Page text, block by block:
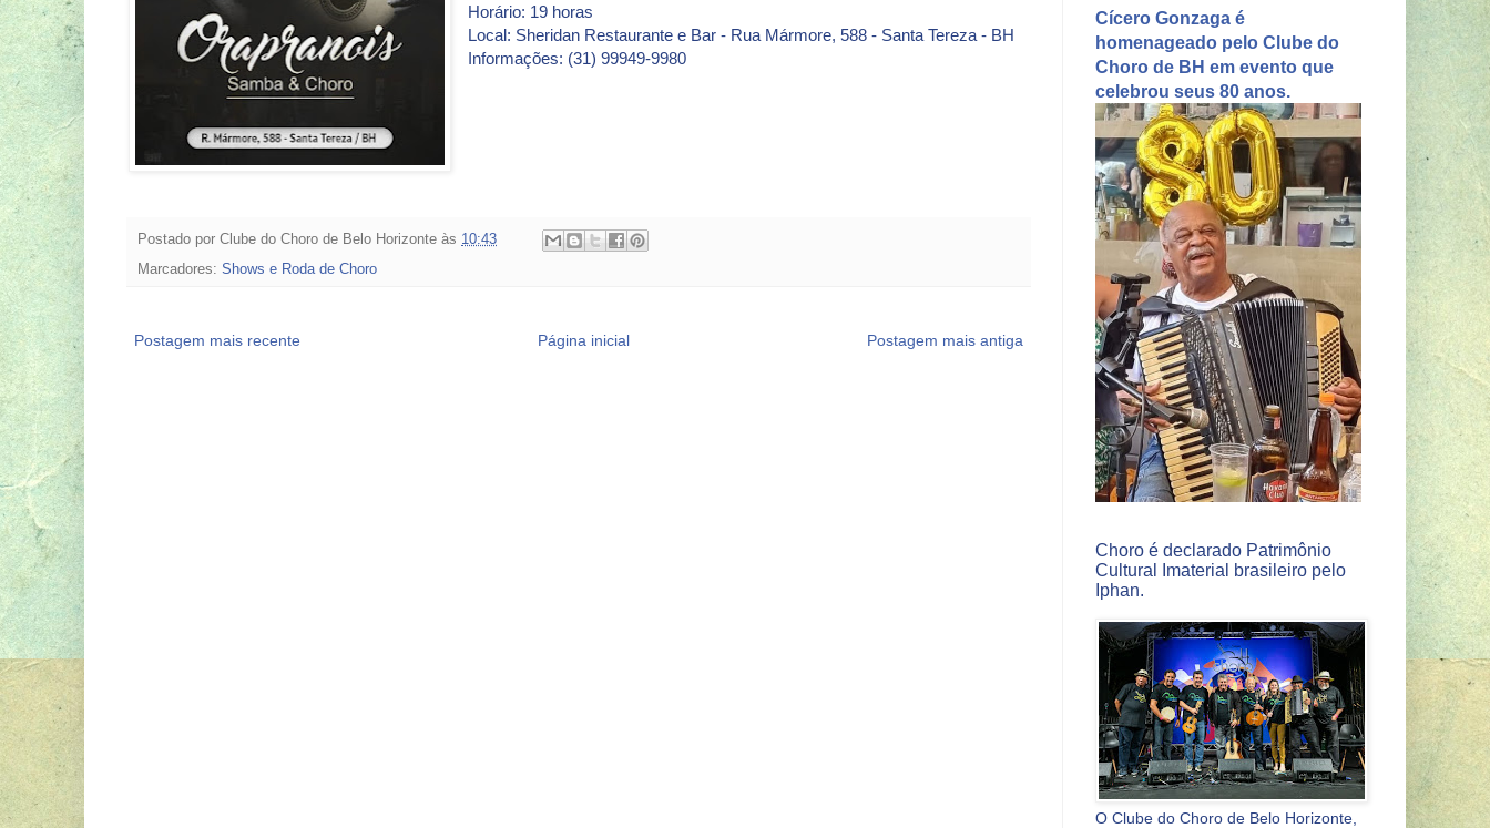
Horário: 19 horas
Local: Sheridan Restaurante e Bar - Rua Mármore, 588 - Santa Tereza - BH
Informações: (31) 99949-9980
Postado por Clube do Choro de Belo Horizonte às 10:43
Marcadores: Shows e Roda de Choro
Postagem mais recente Postagem mais antiga
Página inicial
Cícero Gonzaga é
homenageado pelo Clube do
Choro de BH em evento que
celebrou seus 80 anos.
Choro é declarado Patrimônio
Cultural Imaterial brasileiro pelo
Iphan.
O Clube do Choro de Belo Horizonte,